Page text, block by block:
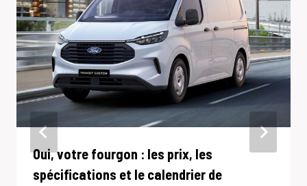
Oui, votre fourgon : les prix, les
spécifications et le calendrier de